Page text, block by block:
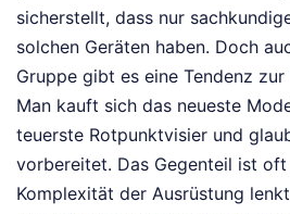
sicherstellt, dass nur
solchen Geräten haben. Doch
Gruppe gibt es eine Tendenz
Man kauft sich das neueste
teuerste Rotpunktvisier und
vorbereitet. Das Gegenteil ist oft
Komplexität der Ausrüstung